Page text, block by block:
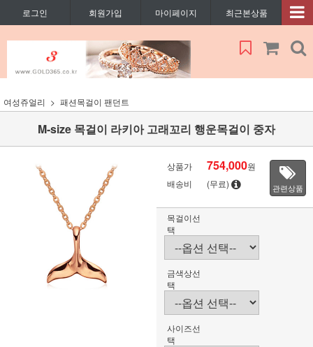
로그인 회원가입 마이페이지 최근본상품
여성쥬얼리 패션목걸이 팬던트
M-size 목걸이 라키아 고래꼬리 행운목걸이 중자
상품가 754,000원
배송비
(무료) 관련상품
목걸이선
택
금색상선
택
사이즈선
택